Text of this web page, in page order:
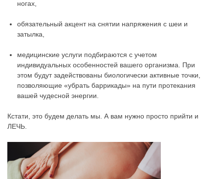
ногах,
обязательный акцент на снятии напряжения с шеи и
затылка,
медицинские услуги подбираются с учетом
индивидуальных особенностей вашего организма. При
этом будут задействованы биологически активные точки,
позволяющие «убрать баррикады» на пути протекания
вашей чудесной энергии.
Кстати, это будем делать мы. А вам нужно просто прийти и
ЛЕЧЬ.